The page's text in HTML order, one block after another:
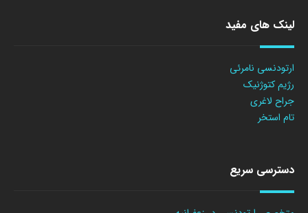
لینک های مفید
ارتودنسی نامرئی
رژیم کتوژنیک
جراح لاغری
تام استخر
دسترسی سریع